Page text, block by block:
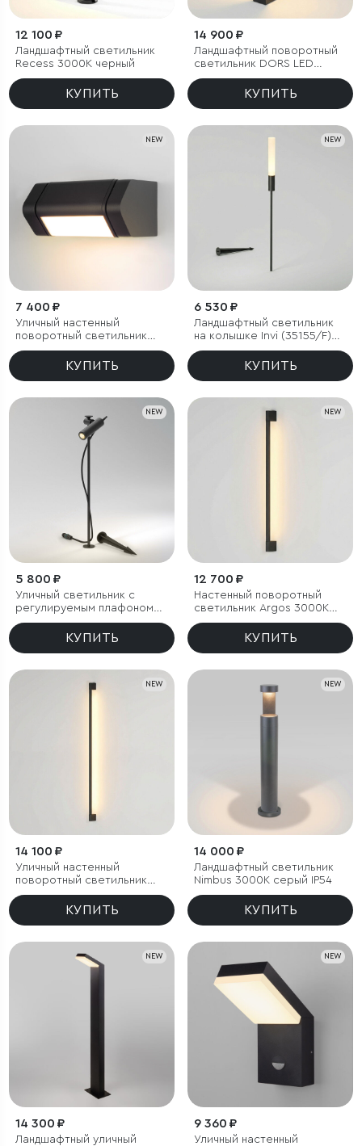
12 100 ₽
Ландшафтный светильник
Recess 3000K черный
КУПИТЬ
14 900 ₽
Ландшафтный поворотный
светильник DORS LED
3000K IP54
КУПИТЬ
NEW
7 400 ₽
Уличный настенный
поворотный светильник
DORS 3000K черный
КУПИТЬ
NEW
6 530 ₽
Ландшафтный светильник
на колышке Invi (35155/F)
3000K черный
КУПИТЬ
NEW
5 800 ₽
Уличный светильник с
регулируемым плафоном
Covert 3000K черный IP65
КУПИТЬ
NEW
12 700 ₽
Настенный поворотный
светильник Argos 3000K
черный IP54
КУПИТЬ
NEW
14 100 ₽
Уличный настенный
поворотный светильник
Argos 3000K черный
КУПИТЬ
NEW
14 000 ₽
Ландшафтный светильник
Nimbus 3000K cерый IP54
КУПИТЬ
NEW
14 300 ₽
Ландшафтный уличный
NEW
9 360 ₽
Уличный настенный